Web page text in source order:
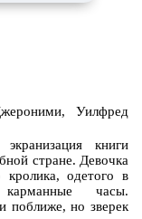
Уилфред
книги
стране. Девочка
кролика, одетого в
часы.
поближе, но зверек